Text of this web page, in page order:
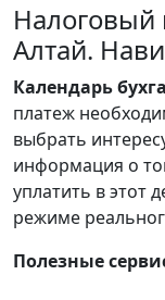
Налоговый
Алтай.
Календарь
платеж
выбрать
информация о
уплатить в этот
режиме
Полезные